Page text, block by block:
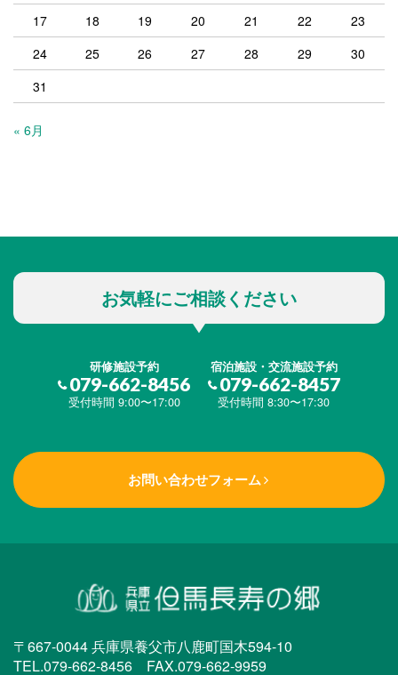
17
18 19 20 21 22
23
24
25 26 27 28 29
30
31
« 6月
お気軽にご相談ください
研修施設予約
079-662-8456
受付時間 9:00〜17:00
宿泊施設・交流施設予約
079-662-8457
受付時間 8:30〜17:30
お問い合わせフォーム
〒667-0044 兵庫県養父市八鹿町国木594-10
TEL.079-662-8456 FAX.079-662-9959